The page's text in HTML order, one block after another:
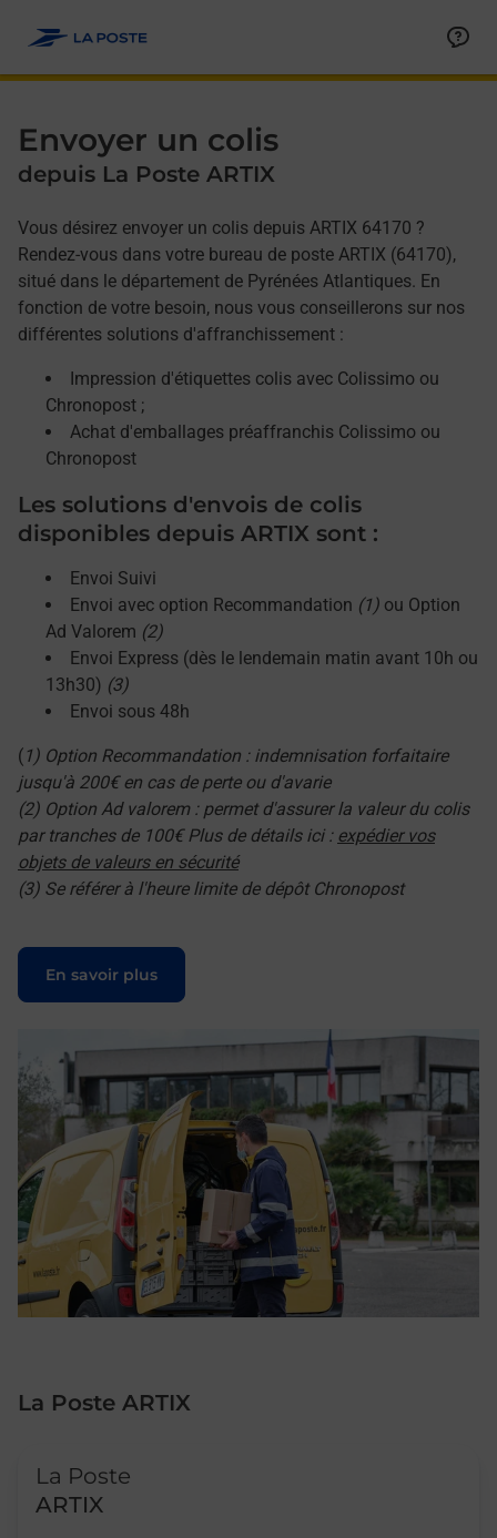
Envoyer un colis
depuis La Poste ARTIX
Vous désirez envoyer un colis depuis ARTIX 64170 ?
Rendez-vous dans votre bureau de poste ARTIX (64170),
situé dans le département de Pyrénées Atlantiques. En
fonction de votre besoin, nous vous conseillerons sur nos
différentes solutions d'affranchissement :
Impression d'étiquettes colis avec Colissimo ou
Chronopost ;
Achat d'emballages préaffranchis Colissimo ou
Chronopost
Les solutions d'envois de colis
disponibles depuis ARTIX sont :
Envoi Suivi
Envoi avec option Recommandation (1) ou Option
Ad Valorem (2)
Envoi Express (dès le lendemain matin avant 10h ou
13h30) (3)
Envoi sous 48h
( 1) Option Recommandation : indemnisation forfaitaire
jusqu'à 200€ en cas de perte ou d'avarie
(2) Option Ad valorem : permet d'assurer la valeur du colis
par tranches de 100€ Plus de détails ici : expédier vos
objets de valeurs en sécurité
(3) Se référer à l'heure limite de dépôt Chronopost
En savoir plus
Le lien s'ouvre dans un nouvel onglet
La Poste ARTIX
La Poste
ARTIX